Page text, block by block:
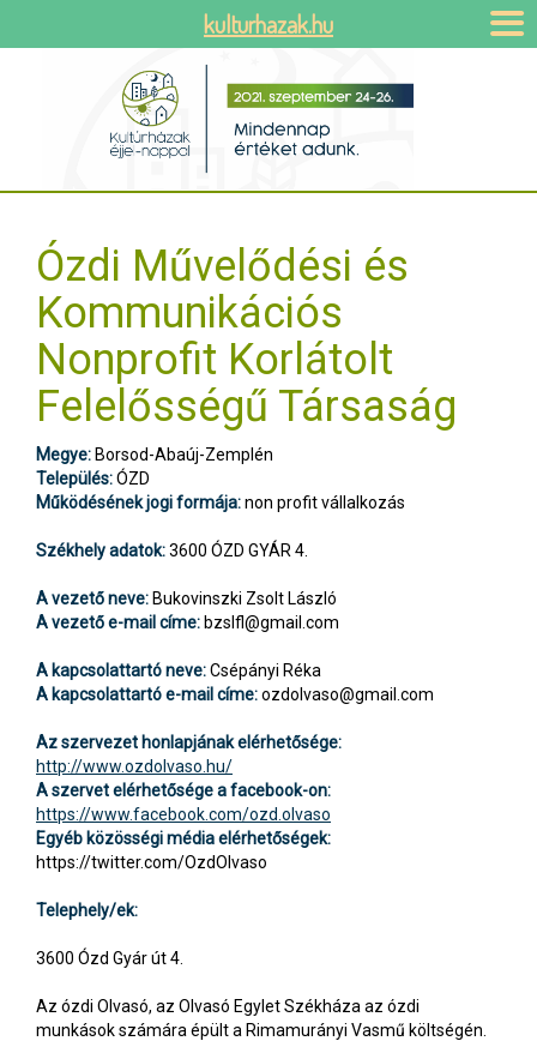
Ózdi Művelődési és
Kommunikációs
Nonprofit Korlátolt
Felelősségű Társaság
Megye: Borsod-Abaúj-Zemplén
Település:ÓZD
Működésének jogi formája:non profit vállalkozás
Székhely adatok:3600 ÓZD GYÁR 4.
A vezető neve: Bukovinszki Zsolt László
A vezető e-mail címe: bzslfl@gmail.com
A kapcsolattartó neve:Csépányi Réka
A kapcsolattartó e-mail címe:ozdolvaso@gmail.com
Az szervezet honlapjának elérhetősége:
http://www.ozdolvaso.hu/
A szervet elérhetősége a facebook-on:
https://www.facebook.com/ozd.olvaso
Egyéb közösségi média elérhetőségek:
https://twitter.com/OzdOlvaso
Telephely/ek:
3600 Ózd Gyár út 4.
Az ózdi Olvasó, az Olvasó Egylet Székháza az ózdi
munkások számára épült a Rimamurányi Vasmű költségén.
kulturhazak.hu